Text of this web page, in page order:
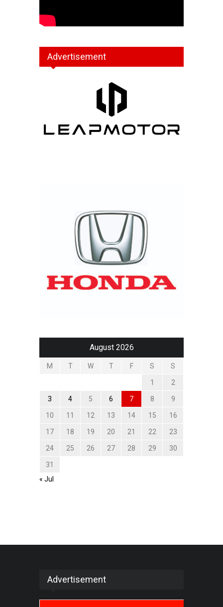
Advertisement
August 2026
M T W T F S S
1 2
3 4 5 6 7 8 9
10 11 12 13 14 15 16
17 18 19 20 21 22 23
24 25 26 27 28 29 30
31
« Jul
Advertisement